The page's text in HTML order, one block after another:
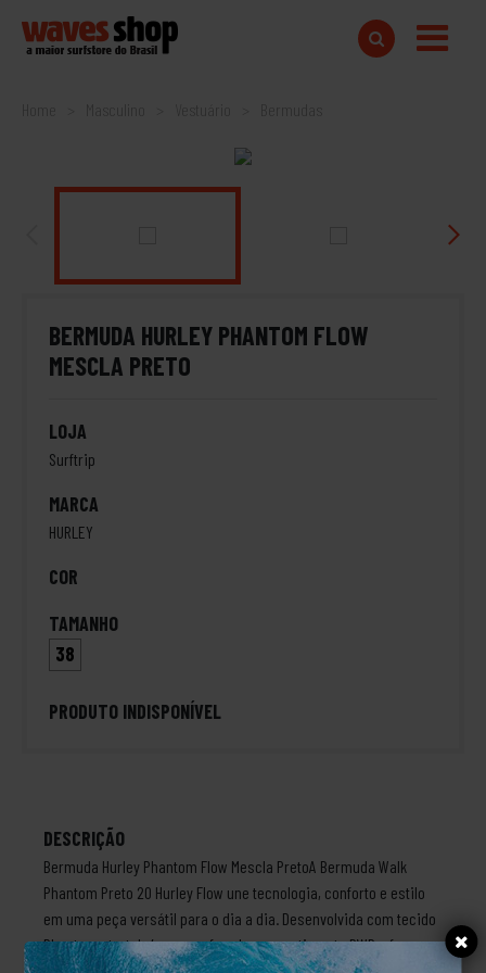
Home Bermudas
BERMUDA HURLEY PHANTOM FLOW
MESCLA PRETO
LOJA
Surftrip
MARCA
HURLEY
COR
TAMANHO
38
PRODUTO INDISPONÍVEL
DESCRIÇÃO
Bermuda Hurley Phantom Flow Mescla PretoA Bermuda Walk
Phantom Preto 20 Hurley Flow une tecnologia, conforto e estilo
em uma peça versátil para o dia a dia. Desenvolvida com tecido
Phantom stretch 4-way perfurado e revestimento DWR, oferece